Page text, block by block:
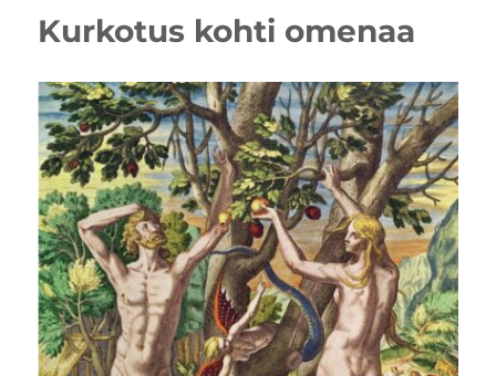
Kurkotus kohti omenaa